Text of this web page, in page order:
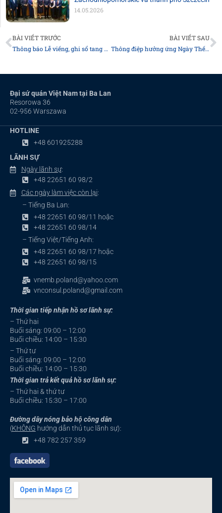
14.05.2026
Prev
BÀI VIẾT TRƯỚC
Thông báo Lễ viếng, ghi sổ tang đồng chí Tổng Bí thư Nguyễn Phú Trọng tại Đại sứ quán Việt Nam tại Ba Lan
BÀI VIẾT SAU
Thông điệp hưởng ứng Ngày Thế giới phòng, chống mua bán người và Ngày Toàn dân phòng, chống mua bán người 30/7 năm 2024
Đại sứ quán Việt Nam tại Ba Lan
Resorowa 36
02-956 Warszawa
HOTLINE
+48 601925288
LÃNH SỰ
Ngày lãnh sự:
+48 22651 60 98/2
Các ngày làm việc còn lại:
– Tiếng Ba Lan:
+48 22651 60 98/11 hoặc
+48 22651 60 98/14
– Tiếng Việt/Tiếng Anh:
+48 22651 60 98/17 hoặc
+48 22651 60 98/15
vnemb.poland@yahoo.com
vnconsul.poland@gmail.com
Thời gian tiếp nhận hồ sơ lãnh sự:
– Thứ hai
Buổi sáng: 09:00 – 12:00
Buổi chiều: 14:00 – 15:30
– Thứ tư
Buổi sáng: 09:00 – 12:00
Buổi chiều: 14:00 – 15:30
Thời gian trả kết quả hồ sơ lãnh sự:
– Thứ hai & thứ tư
Buổi chiều: 15:30 – 17:00
Đường dây nóng bảo hộ công dân
(KHÔNG hướng dẫn thủ tục lãnh sự):
+48 782 257 359